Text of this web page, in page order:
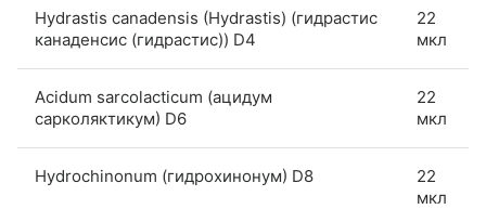
Hydrastis canadensis (Hydrastis) (гидрастис
канаденсис (гидрастис)) D4
22
мкл
Acidum sarcolacticum (ацидум
сарколяктикум) D6
22
мкл
Hydrochinonum (гидрохинонум) D8
22
мкл